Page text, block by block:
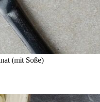
(mit Soße)